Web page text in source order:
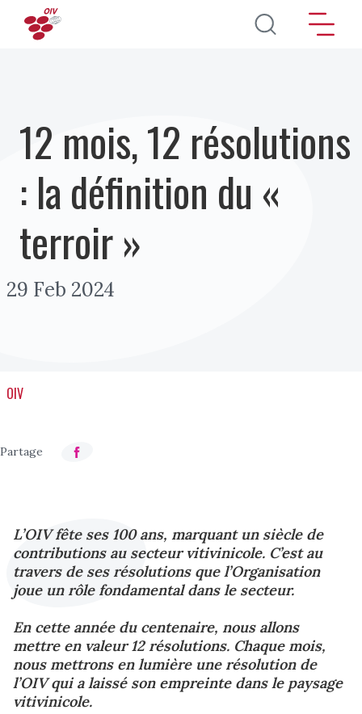
Aller au contenu principal
12 mois, 12 résolutions
: la définition du «
terroir »
29 Feb 2024
OIV
L’OIV fête ses 100 ans, marquant un siècle de
contributions au secteur vitivinicole. C’est au
travers de ses résolutions que l’Organisation
joue un rôle fondamental dans le secteur.
En cette année du centenaire, nous allons
mettre en valeur 12 résolutions. Chaque mois,
nous mettrons en lumière une résolution de
l’OIV qui a laissé son empreinte dans le paysage
vitivinicole.